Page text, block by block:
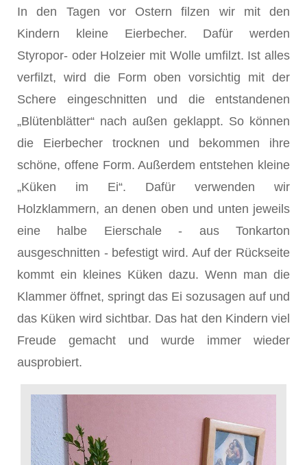
In den Tagen vor Ostern filzen wir mit den
Kindern kleine Eierbecher. Dafür werden
Styropor- oder Holzeier mit Wolle umfilzt. Ist alles
verfilzt, wird die Form oben vorsichtig mit der
Schere eingeschnitten und die entstandenen
„Blütenblätter“ nach außen geklappt. So können
die Eierbecher trocknen und bekommen ihre
schöne, offene Form. Außerdem entstehen kleine
„Küken im Ei“. Dafür verwenden wir
Holzklammern, an denen oben und unten jeweils
eine halbe Eierschale - aus Tonkarton
ausgeschnitten - befestigt wird. Auf der Rückseite
kommt ein kleines Küken dazu. Wenn man die
Klammer öffnet, springt das Ei sozusagen auf und
das Küken wird sichtbar. Das hat den Kindern viel
Freude gemacht und wurde immer wieder
ausprobiert.